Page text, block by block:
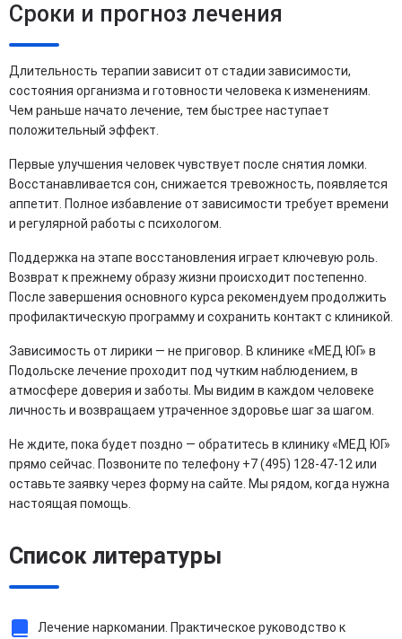
Сроки и прогноз лечения
Длительность терапии зависит от стадии зависимости,
состояния организма и готовности человека к изменениям.
Чем раньше начато лечение, тем быстрее наступает
положительный эффект.
Первые улучшения человек чувствует после снятия ломки.
Восстанавливается сон, снижается тревожность, появляется
аппетит. Полное избавление от зависимости требует времени
и регулярной работы с психологом.
Поддержка на этапе восстановления играет ключевую роль.
Возврат к прежнему образу жизни происходит постепенно.
После завершения основного курса рекомендуем продолжить
профилактическую программу и сохранить контакт с клиникой.
Зависимость от лирики — не приговор. В клинике «МЕД ЮГ» в
Подольске лечение проходит под чутким наблюдением, в
атмосфере доверия и заботы. Мы видим в каждом человеке
личность и возвращаем утраченное здоровье шаг за шагом.
Не ждите, пока будет поздно — обратитесь в клинику «МЕД ЮГ»
прямо сейчас. Позвоните по телефону +7 (495) 128-47-12 или
оставьте заявку через форму на сайте. Мы рядом, когда нужна
настоящая помощь.
Список литературы
Лечение наркомании. Практическое руководство к